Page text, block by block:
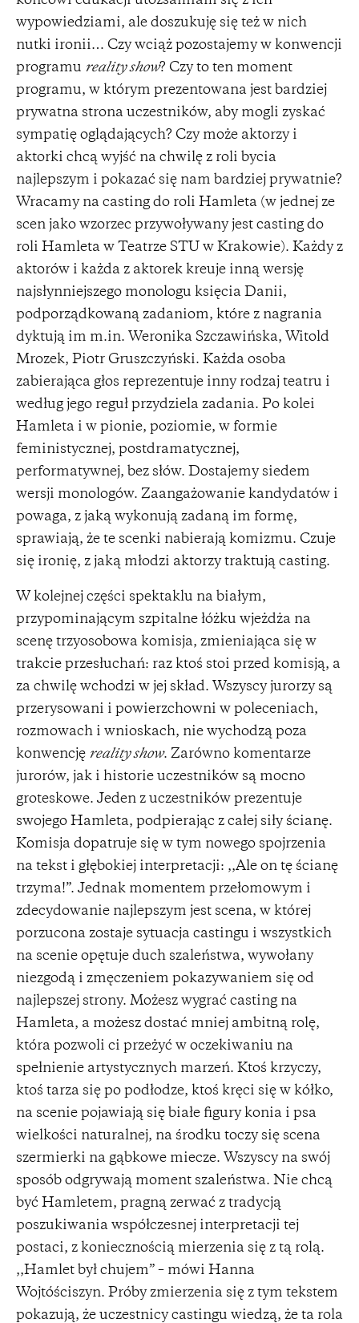
wypowiedziami, ale doszukuję się też w nich
nutki ironii… Czy wciąż pozostajemy w konwencji
programu reality show? Czy to ten moment
programu, w którym prezentowana jest bardziej
prywatna strona uczestników, aby mogli zyskać
sympatię oglądających? Czy może aktorzy i
aktorki chcą wyjść na chwilę z roli bycia
najlepszym i pokazać się nam bardziej prywatnie?
Wracamy na casting do roli Hamleta (w jednej ze
scen jako wzorzec przywoływany jest casting do
roli Hamleta w Teatrze STU w Krakowie). Każdy z
aktorów i każda z aktorek kreuje inną wersję
najsłynniejszego monologu księcia Danii,
podporządkowaną zadaniom, które z nagrania
dyktują im m.in. Weronika Szczawińska, Witold
Mrozek, Piotr Gruszczyński. Każda osoba
zabierająca głos reprezentuje inny rodzaj teatru i
według jego reguł przydziela zadania. Po kolei
Hamleta i w pionie, poziomie, w formie
feministycznej, postdramatycznej,
performatywnej, bez słów. Dostajemy siedem
wersji monologów. Zaangażowanie kandydatów i
powaga, z jaką wykonują zadaną im formę,
sprawiają, że te scenki nabierają komizmu. Czuje
się ironię, z jaką młodzi aktorzy traktują casting.
W kolejnej części spektaklu na białym,
przypominającym szpitalne łóżku wjeżdża na
scenę trzyosobowa komisja, zmieniająca się w
trakcie przesłuchań: raz ktoś stoi przed komisją, a
za chwilę wchodzi w jej skład. Wszyscy jurorzy są
przerysowani i powierzchowni w poleceniach,
rozmowach i wnioskach, nie wychodzą poza
konwencję reality show. Zarówno komentarze
jurorów, jak i historie uczestników są mocno
groteskowe. Jeden z uczestników prezentuje
swojego Hamleta, podpierając z całej siły ścianę.
Komisja dopatruje się w tym nowego spojrzenia
na tekst i głębokiej interpretacji: ,,Ale on tę ścianę
trzyma!”. Jednak momentem przełomowym i
zdecydowanie najlepszym jest scena, w której
porzucona zostaje sytuacja castingu i wszystkich
na scenie opętuje duch szaleństwa, wywołany
niezgodą i zmęczeniem pokazywaniem się od
najlepszej strony. Możesz wygrać casting na
Hamleta, a możesz dostać mniej ambitną rolę,
która pozwoli ci przeżyć w oczekiwaniu na
spełnienie artystycznych marzeń. Ktoś krzyczy,
ktoś tarza się po podłodze, ktoś kręci się w kółko,
na scenie pojawiają się białe figury konia i psa
wielkości naturalnej, na środku toczy się scena
szermierki na gąbkowe miecze. Wszyscy na swój
sposób odgrywają moment szaleństwa. Nie chcą
być Hamletem, pragną zerwać z tradycją
poszukiwania współczesnej interpretacji tej
postaci, z koniecznością mierzenia się z tą rolą.
,,Hamlet był chujem” – mówi Hanna
Wojtóściszyn. Próby zmierzenia się z tym tekstem
pokazują, że uczestnicy castingu wiedzą, że ta rola